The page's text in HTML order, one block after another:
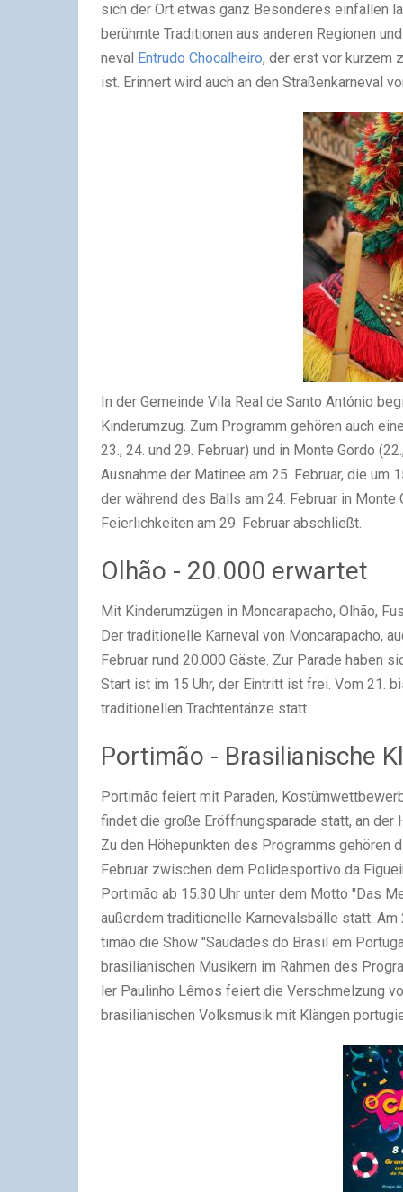
sich der Ort etwas ganz Beson­de­res ein­fal­len
berühm­te Tra­di­tio­nen aus ande­ren Regio­nen
ne­val Ent­ru­do Cho­cal­hei­ro, der erst vor kur­zem
ist. Erin­nert wird auch an den Stra­ßen­kar­ne­val
In der Gemein­de Vila Real de San­to Antó­nio
Kin­der­um­zug. Zum Pro­gramm gehö­ren auch
23., 24. und 29. Febru­ar) und in Mon­te Gordo
Aus­nah­me der Mati­nee am 25. Febru­ar, die
der wäh­rend des Balls am 24. Febru­ar in
Fei­er­lich­kei­ten am 29. Febru­ar abschließt.
Olhão - 20.000 erwartet
Mit Kin­der­um­zü­gen in Mon­cara­pa­cho, Olhão,
Der tra­di­tio­nel­le Kar­ne­val von Mon­cara­pa­cho,
Febru­ar rund 20.000 Gäs­te. Zur Para­de haben
Start ist im 15 Uhr, der Ein­tritt ist frei. Vom 21.
tra­di­tio­nel­len Trach­ten­tän­ze statt.
Portimão - Brasilianische
Por­timão fei­ert mit Para­den,
fin­det die gro­ße Eröff­nungs­pa­ra­de statt, an der
Zu den Höhe­punk­ten des Pro­gramms gehö­ren
Febru­ar zwi­schen dem Poli­de­spor­tivo da
Por­timão ab 15.30 Uhr unter dem Mot­to "Das
außer­dem tra­di­tio­nel­le Kar­ne­vals­bäl­le statt.
timão die Show "Sau­da­des do Bra­sil em
bra­si­lia­ni­schen Musi­kern im Rah­men des
ler Paul­in­ho Lêmos fei­ert die Ver­schmel­zung
bra­si­lia­ni­schen Volks­mu­sik mit Klän­gen